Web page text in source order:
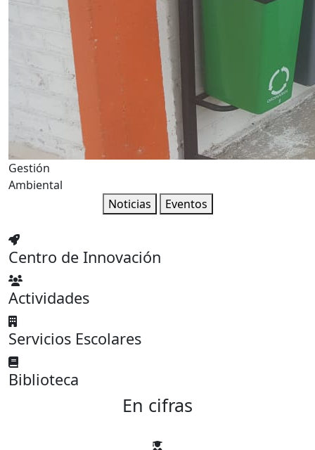
Gestión
Ambiental
Noticias
Eventos
Centro de Innovación
Actividades
Servicios Escolares
Biblioteca
En cifras